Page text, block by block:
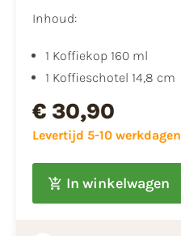
Inhoud:
1 Koffiekop 160 ml
1 Koffieschotel 14,8 cm
€ 30,90
Levertijd 5-10 werkdagen
In winkelwagen